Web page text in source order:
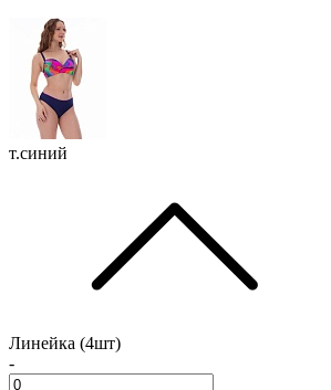
т.синий
Линейка (4шт)
-